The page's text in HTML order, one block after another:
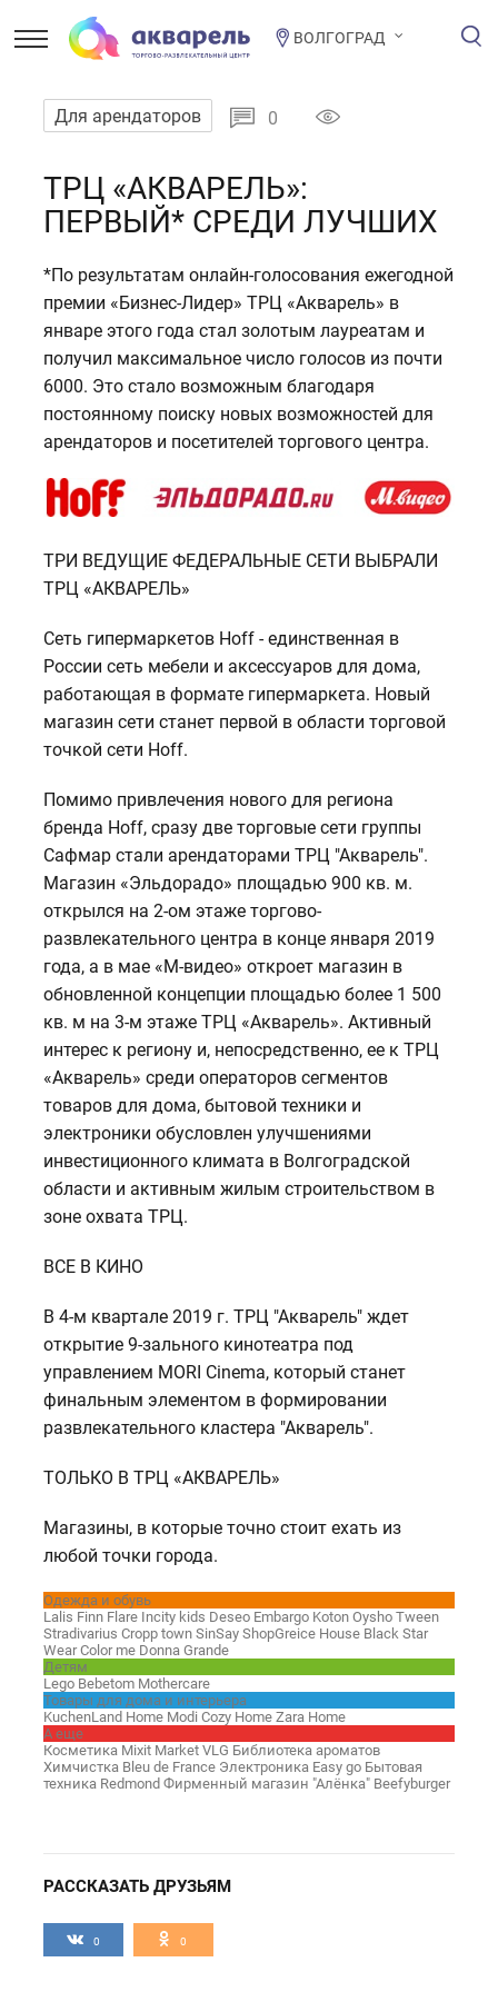
ВОЛГОГРАД
Для арендаторов 0
ТРЦ «АКВАРЕЛЬ»:
ПЕРВЫЙ* СРЕДИ ЛУЧШИХ
*По результатам онлайн-голосования ежегодной
премии «Бизнес-Лидер» ТРЦ «Акварель» в
январе этого года стал золотым лауреатам и
получил максимальное число голосов из почти
6000. Это стало возможным благодаря
постоянному поиску новых возможностей для
арендаторов и посетителей торгового центра.
ТРИ ВЕДУЩИЕ ФЕДЕРАЛЬНЫЕ СЕТИ ВЫБРАЛИ
ТРЦ «АКВАРЕЛЬ»
Сеть гипермаркетов Hoff - единственная в
России сеть мебели и аксессуаров для дома,
работающая в формате гипермаркета. Новый
магазин сети станет первой в области торговой
точкой сети Hoff.
Помимо привлечения нового для региона
бренда Hoff, сразу две торговые сети группы
Сафмар стали арендаторами ТРЦ "Акварель".
Магазин «Эльдорадо» площадью 900 кв. м.
открылся на 2-ом этаже торгово-
развлекательного центра в конце января 2019
года, а в мае «М-видео» откроет магазин в
обновленной концепции площадью более 1 500
кв. м на 3-м этаже ТРЦ «Акварель». Активный
интерес к региону и, непосредственно, ее к ТРЦ
«Акварель» среди операторов сегментов
товаров для дома, бытовой техники и
электроники обусловлен улучшениями
инвестиционного климата в Волгоградской
области и активным жилым строительством в
зоне охвата ТРЦ.
ВСЕ В КИНО
В 4-м квартале 2019 г. ТРЦ "Акварель" ждет
открытие 9-зального кинотеатра под
управлением MORI Cinema, который станет
финальным элементом в формировании
развлекательного кластера "Акварель".
ТОЛЬКО В ТРЦ «АКВАРЕЛЬ»
Магазины, в которые точно стоит ехать из
любой точки города.
Одежда и обувь
Lalis Finn Flare Incity kids Deseo Embargo Koton Oysho Tween
Stradivarius Cropp town SinSay ShopGreice House Black Star
Wear Color me Donna Grande
Детям
Lego Bebetom Mothercare
Товары для дома и интерьера
KuchenLand Home Modi Cozy Home Zara Home
А еще
Косметика Mixit Market VLG Библиотека ароматов
Химчистка Bleu de France Электроника Easy go Бытовая
техника Redmond Фирменный магазин "Алёнка" Beefyburger
РАССКАЗАТЬ ДРУЗЬЯМ
0 0